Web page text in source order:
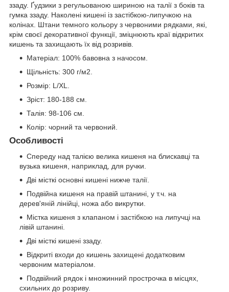
ззаду. Ґудзики з регульованою шириною на талії з боків та
гумка ззаду. Наколені кишені із застібкою-липучкою на
колінах. Штани темного кольору з червоними рядками, які,
крім своєї декоративної функції, зміцнюють краї відкритих
кишень та захищають їх від розривів.
Матеріал: 100% бавовна з начосом.
Щільність: 300 г/м2.
Розмір: L/XL.
Зріст: 180-188 см.
Талія: 98-106 см.
Колір: чорний та червоний.
Особливості
Спереду над талією велика кишеня на блискавці та
вузька кишеня, наприклад, для ручки.
Дві місткі основні кишені нижче талії.
Подвійна кишеня на правій штанині, у т.ч. на
дерев'яній лінійці, ножа або викрутки.
Містка кишеня з клапаном і застібкою на липучці на
лівій штанині.
Дві місткі кишені ззаду.
Відкриті входи до кишень захищені додатковим
червоним матеріалом.
Подвійний рядок і множинний прострочка в місцях,
схильних до розриву.